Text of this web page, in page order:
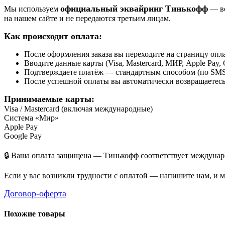
Мы используем официальный эквайринг Тинькофф —
на нашем сайте и не передаются третьим лицам.
Как происходит оплата:
После оформления заказа вы переходите на страницу
Вводите данные карты (Visa, Mastercard, МИР, Apple Pay,
Подтверждаете платёж — стандартным способом (по
После успешной оплаты вы автоматически
Принимаемые карты:
Visa / Mastercard (включая международные)
Система «Мир»
Apple Pay
Google Pay
🔒 Ваша оплата защищена — Тинькофф соответствует
Если у вас возникли трудности с оплатой — напишите нам, и
Договор-оферта
Похожие товары